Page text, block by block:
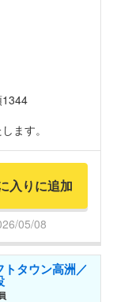
ます。
入りに追加
05/08
タウン高洲／